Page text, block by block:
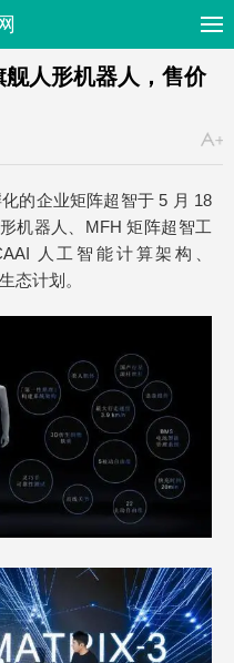
人形机器人，售价
的企业矩阵超智于 5 月 18
机器人、MFH 矩阵超智工
人工智能计算架构、
态计划。